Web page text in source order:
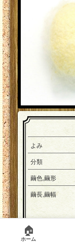
よみ
分類
繭色,繭形
繭長,繭幅
🏠
ホーム